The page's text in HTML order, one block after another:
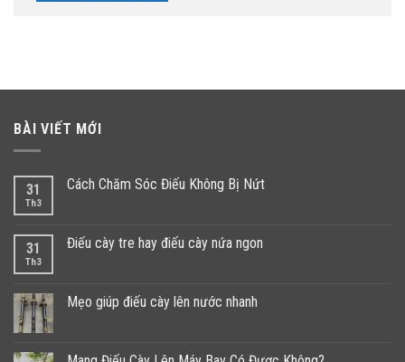
BÀI VIẾT MỚI
31
Th3
Cách Chăm Sóc Điếu Không Bị Nứt
31
Th3
Điếu cày tre hay điếu cày nứa ngon
Mẹo giúp điếu cày lên nước nhanh